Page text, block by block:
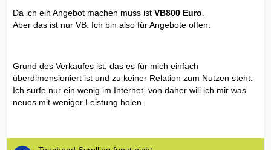
Da ich ein Angebot machen muss ist VB800 Euro
Aber das ist nur VB. Ich bin also für Angebote offen.
Grund des Verkaufes ist, das es für mich einfach
überdimensioniert ist und zu keiner Relation zum Nutzen steht.
Ich surfe nur ein wenig im Internet, von daher will ich mir was
neues mit weniger Leistung holen.